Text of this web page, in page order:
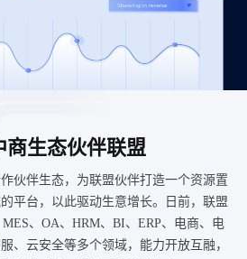
商生态伙伴联盟
伙伴生态，为联盟伙伴打造一个资源置
平台，以此驱动生意增长。日前，联盟
、OA、HRM、BI、ERP、电商、电
、云安全等多个领域，能力开放互融，